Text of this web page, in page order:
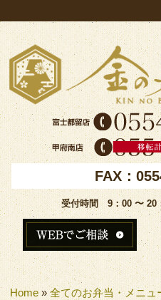
FAX：
受付時間 9：00 〜 20
Home» 全てのお弁当・メニュ